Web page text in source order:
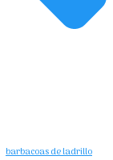
barbacoas de ladrillo